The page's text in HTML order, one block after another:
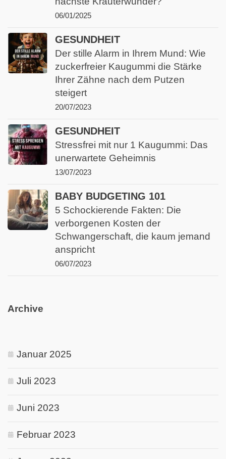
06/01/2025
GESUNDHEIT
Der stille Alarm in Ihrem Mund: Wie
zuckerfreier Kaugummi die Stärke
Ihrer Zähne nach dem Putzen
steigert
20/07/2023
GESUNDHEIT
Stressfrei mit nur 1 Kaugummi: Das
unerwartete Geheimnis
13/07/2023
BABY BUDGETING 101
5 Schockierende Fakten: Die
verborgenen Kosten der
Schwangerschaft, die kaum jemand
anspricht
06/07/2023
Archive
Januar 2025
Juli 2023
Juni 2023
Februar 2023